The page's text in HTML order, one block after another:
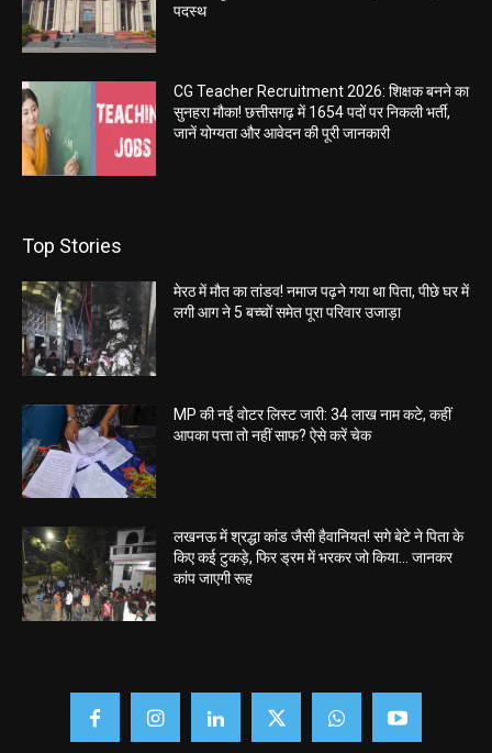
पदस्थ
CG Teacher Recruitment 2026: शिक्षक बनने का
सुनहरा मौका! छत्तीसगढ़ में 1654 पदों पर निकली भर्ती,
जानें योग्यता और आवेदन की पूरी जानकारी
Top Stories
मेरठ में मौत का तांडव! नमाज पढ़ने गया था पिता, पीछे घर में
लगी आग ने 5 बच्चों समेत पूरा परिवार उजाड़ा
MP की नई वोटर लिस्ट जारी: 34 लाख नाम कटे, कहीं
आपका पत्ता तो नहीं साफ? ऐसे करें चेक
लखनऊ में श्रद्धा कांड जैसी हैवानियत! सगे बेटे ने पिता के
किए कई टुकड़े, फिर ड्रम में भरकर जो किया… जानकर
कांप जाएगी रूह